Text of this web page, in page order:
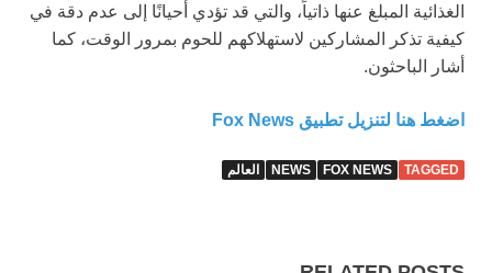
الغذائية المبلغ عنها ذاتياً، والتي قد تؤدي أحيانًا إلى عدم دقة في
كيفية تذكر المشاركين لاستهلاكهم للحوم بمرور الوقت، كما
أشار الباحثون.
اضغط هنا لتنزيل تطبيق Fox News
TAGGED
FOX NEWS
NEWS العالم